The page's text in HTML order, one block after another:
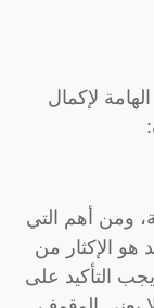
لإكمال
ومن أهم التي
هو الإكثار من
التأكيد على